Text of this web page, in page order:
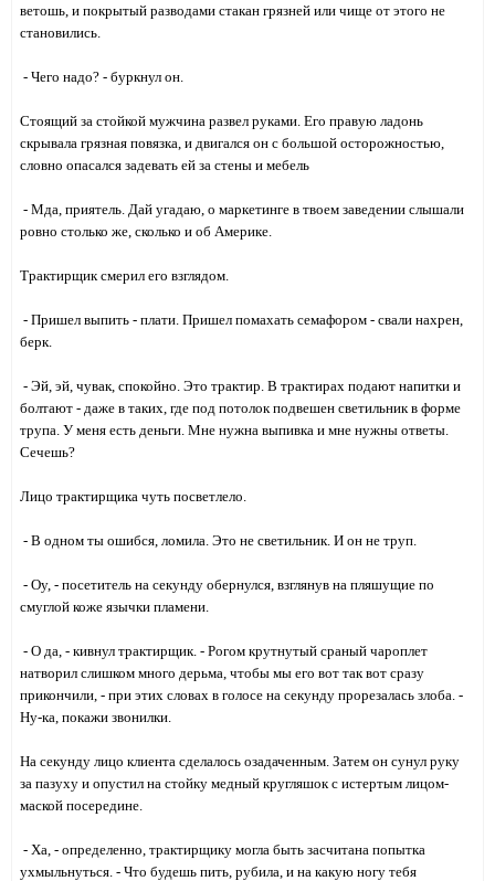
ветошь, и покрытый разводами стакан грязней или чище от этого не
становились.
- Чего надо? - буркнул он.
Стоящий за стойкой мужчина развел руками. Его правую ладонь
скрывала грязная повязка, и двигался он с большой осторожностью,
словно опасался задевать ей за стены и мебель
- Мда, приятель. Дай угадаю, о маркетинге в твоем заведении слышали
ровно столько же, сколько и об Америке.
Трактирщик смерил его взглядом.
- Пришел выпить - плати. Пришел помахать семафором - свали нахрен,
берк.
- Эй, эй, чувак, спокойно. Это трактир. В трактирах подают напитки и
болтают - даже в таких, где под потолок подвешен светильник в форме
трупа. У меня есть деньги. Мне нужна выпивка и мне нужны ответы.
Сечешь?
Лицо трактирщика чуть посветлело.
- В одном ты ошибся, ломила. Это не светильник. И он не труп.
- Оу, - посетитель на секунду обернулся, взглянув на пляшущие по
смуглой коже язычки пламени.
- О да, - кивнул трактирщик. - Рогом крутнутый сраный чароплет
натворил слишком много дерьма, чтобы мы его вот так вот сразу
прикончили, - при этих словах в голосе на секунду прорезалась злоба. -
Ну-ка, покажи звонилки.
На секунду лицо клиента сделалось озадаченным. Затем он сунул руку
за пазуху и опустил на стойку медный кругляшок с истертым лицом-
маской посередине.
- Ха, - определенно, трактирщику могла быть засчитана попытка
ухмыльнуться. - Что будешь пить, рубила, и на какую ногу тебя